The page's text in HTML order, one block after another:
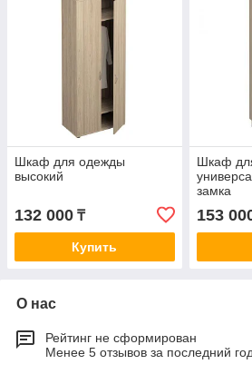
Шкаф для одежды
высокий
132 000 ₸
Купить
Шкаф
замка
153
О нас
Рейтинг не сформирован
Менее 5 отзывов за последний